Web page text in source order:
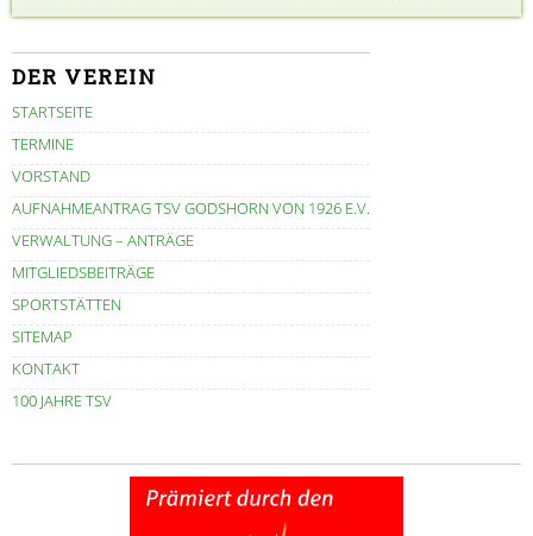
DER VEREIN
STARTSEITE
TERMINE
VORSTAND
AUFNAHMEANTRAG TSV GODSHORN VON 1926 E.V.
VERWALTUNG – ANTRÄGE
MITGLIEDSBEITRÄGE
SPORTSTÄTTEN
SITEMAP
KONTAKT
100 JAHRE TSV